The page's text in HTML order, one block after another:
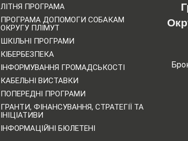
ЛІТНЯ ПРОГРАМА
ПРОГРАМА ДОПОМОГИ СОБАКАМ
ОКРУГУ ПЛІМУТ
ШКІЛЬНІ ПРОГРАМИ
КІБЕРБЕЗПЕКА
ІНФОРМУВАННЯ ГРОМАДСЬКОСТІ
КАБЕЛЬНІ ВИСТАВКИ
ПОПЕРЕДНІ ПРОГРАМИ
ГРАНТИ, ФІНАНСУВАННЯ, СТРАТЕГІЇ ТА
ІНІЦІАТИВИ
ІНФОРМАЦІЙНІ БЮЛЕТЕНІ